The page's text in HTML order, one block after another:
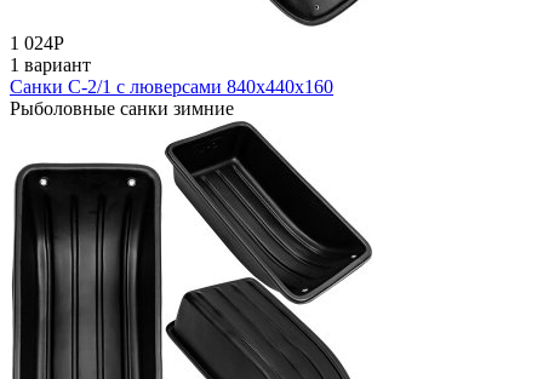
1 024Р
1 вариант
Санки С-2/1 с люверсами 840x440x160
Рыболовные санки зимние